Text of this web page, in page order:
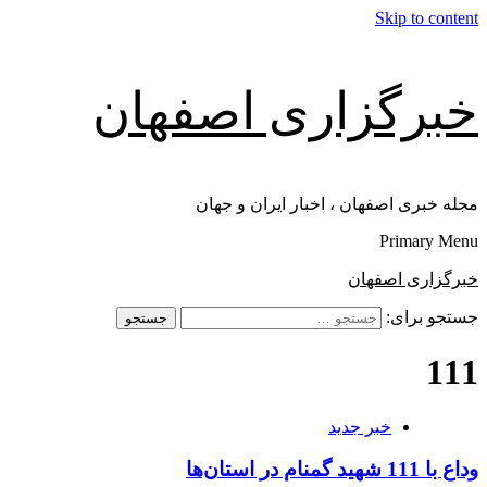
Skip to content
خبرگزاری اصفهان
مجله خبری اصفهان ، اخبار ایران و جهان
Primary Menu
خبرگزاری اصفهان
جستجو برای:
111
خبر جدید
وداع با 111 شهید گمنام در استان‌ها